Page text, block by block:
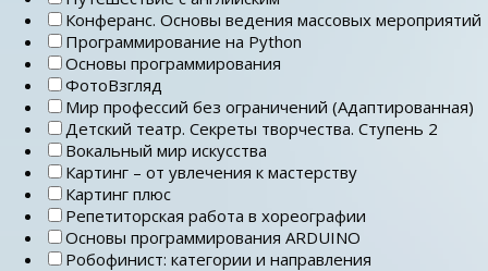
Конферанс. Основы ведения массовых мероприятий
Программирование на Python
Основы программирования
ФотоВзгляд
Мир профессий без ограничений (Адаптированная)
Детский театр. Секреты творчества. Ступень 2
Вокальный мир искусства
Картинг – от увлечения к мастерству
Картинг плюс
Репетиторская работа в хореографии
Основы программирования ARDUINO
Робофинист: категории и направления